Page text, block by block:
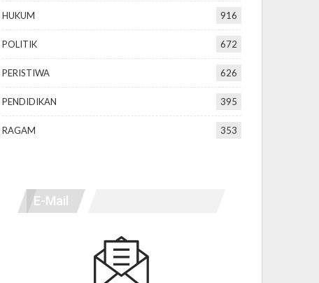
HUKUM 916
POLITIK 672
PERISTIWA 626
PENDIDIKAN 395
RAGAM 353
E-Mail